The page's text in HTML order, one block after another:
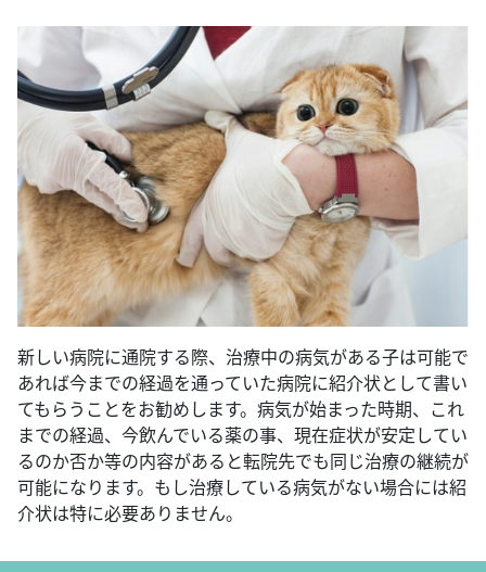
新しい病院に通院する際、治療中の病気がある子は可能で
あれば今までの経過を通っていた病院に紹介状として書い
てもらうことをお勧めします。病気が始まった時期、これ
までの経過、今飲んでいる薬の事、現在症状が安定してい
るのか否か等の内容があると転院先でも同じ治療の継続が
可能になります。もし治療している病気がない場合には紹
介状は特に必要ありません。